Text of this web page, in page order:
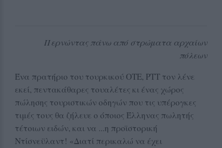
Περνώντας πάνω από στρώματα αρχαίων
πόλεων
Ένα πρατήριο του τουρκικού ΟΤΕ, ΡΤΤ τον λένε
εκεί, πεντακάθαρες τουαλέτες κι ένας χώρος
πώλησης τουριστικών οδηγών που τις υπέρογκες
τιμές τους θα ζήλευε ο όποιος Έλληνας πωλητής
τέτοιων ειδών, και να ...η προϊστορική
Ντίσνεϋλαντ! «Διατί περικαλώ να έχει